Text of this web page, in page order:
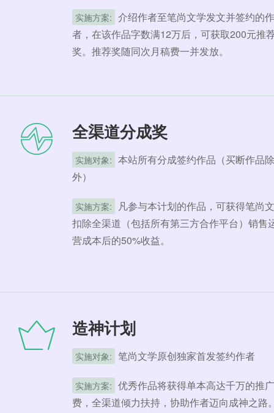
实施方案: 介绍作者至笔尚文学发文并签约的作
者，在该作品字数满12万后，可获取200元推
奖。推荐奖随同次月稿费一并发放。
全渠道分成奖
实施对象: 本站所有分成签约作品（买断作品除
外）
实施方案:
凡参与本计划的作品，可获得笔尚
扣除全渠道（包括所有第三方合作平台）销售
营成本后的50%收益。
造神计划
实施对象: 笔尚文学原创独家首发签约作者
实施方案: 优秀作品将获得单本高达千万的推
费，全渠道倾力扶持，协助作者迈向成神之路